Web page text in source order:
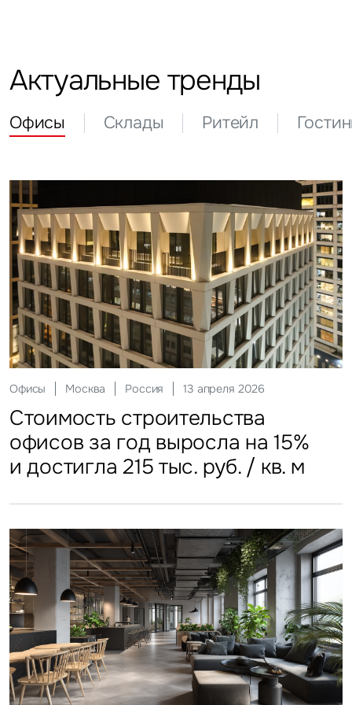
Актуальные тренды
Офисы Склады Ритейл
Офисы Москва Россия 13 апреля 2026
Стоимость строительства
офисов за год выросла на 15%
и достигла 215 тыс. руб. / кв. м
Склады Москва Россия 12 мая 2026
Стоимость строительства
складских объектов практически
остановила рост
Ритейл Москва Россия 20 июля 2026
Более трети россиян
еженедельно покупают готовую
еду
Гостиницы Москва Россия 27 июля 2026
Столичные отели стали
доступнее
Инвестиции Москва Россия 29 мая 2026
ЗПИФы недвижимости
замедлили темп